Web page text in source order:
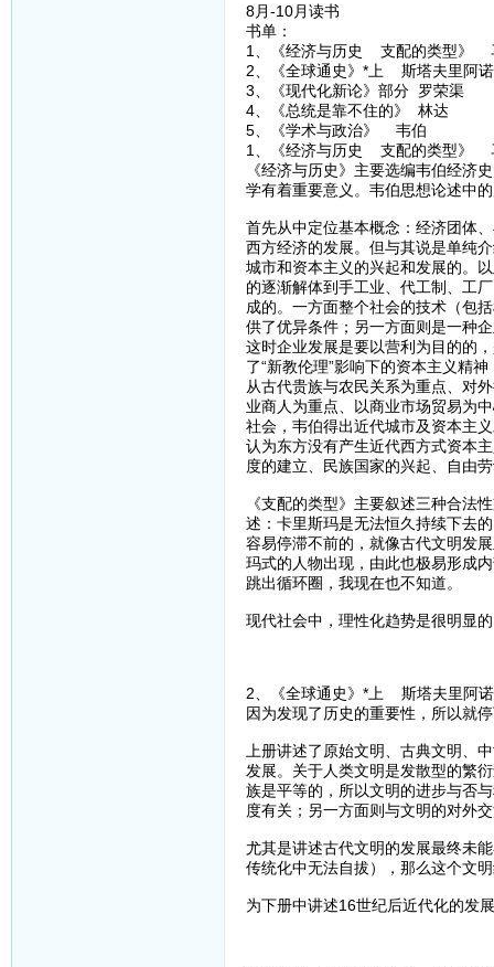
8月-10月读书
书单：
1、《经济与历史 支配的类型》
2、《全球通史》*上 斯塔夫里阿
3、《现代化新论》部分 罗荣渠
4、《总统是靠不住的》 林达
5、《学术与政治》 韦伯
1、《经济与历史 支配的类型》
《经济与历史》主要选编韦伯经济
学有着重要意义。韦伯思想论述中
首先从中定位基本概念：经济团体
西方经济的发展。但与其说是单纯
城市和资本主义的兴起和发展的。
的逐渐解体到手工业、代工制、工
成的。一方面整个社会的技术（包
供了优异条件；另一方面则是一种
这时企业发展是要以营利为目的的
了“新教伦理”影响下的资本主义精
从古代贵族与农民关系为重点、对
业商人为重点、以商业市场贸易为
社会，韦伯得出近代城市及资本主
认为东方没有产生近代西方式资本
度的建立、民族国家的兴起、自由
《支配的类型》主要叙述三种合法
述：卡里斯玛是无法恒久持续下去
容易停滞不前的，就像古代文明发
玛式的人物出现，由此也极易形成
跳出循环圈，我现在也不知道。
现代社会中，理性化趋势是很明显
2、《全球通史》*上 斯塔夫里阿
因为发现了历史的重要性，所以就
上册讲述了原始文明、古典文明、
发展。关于人类文明是发散型的繁
族是平等的，所以文明的进步与否
度有关；另一方面则与文明的对外
尤其是讲述古代文明的发展最终未
传统化中无法自拔），那么这个文
为下册中讲述16世纪后近代化的发